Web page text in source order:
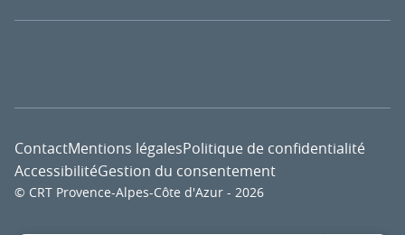
© CRT Provence-Alpes-Côte d'Azur - 2026
ContactMentions légalesPolitique de confidentialité
AccessibilitéGestion du consentement